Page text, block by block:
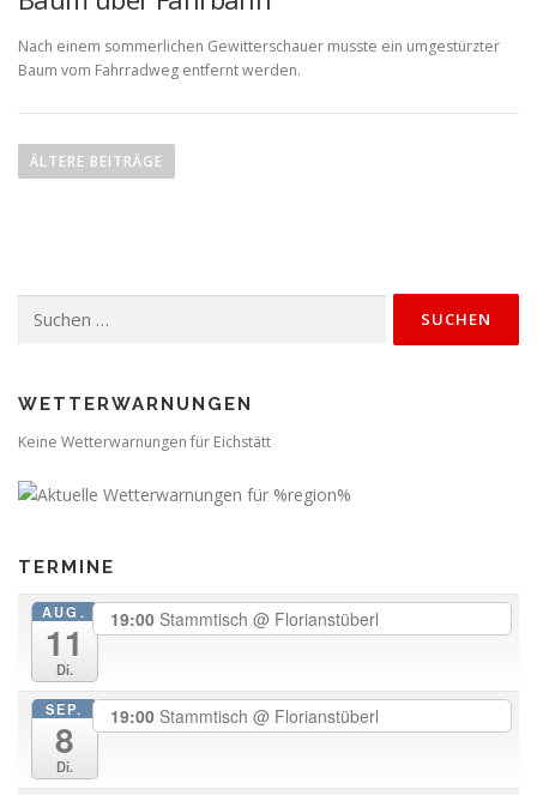
Nach einem sommerlichen Gewitterschauer musste ein umgestürzter
Baum vom Fahrradweg entfernt werden.
e
a
v
g
t
i
o
ÄLTERE BEITRÄGE
nach:
WETTERWARNUNGEN
Keine Wetterwarnungen für Eichstätt
TERMINE
AUG.
11
Di.
19:00 Stammtisch @ Florianstüberl
SEP.
8
Di.
19:00 Stammtisch @ Florianstüberl